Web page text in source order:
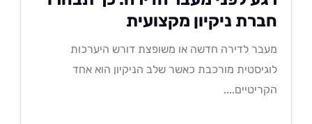
ניקיון מקצועית
לדירה חדשה או משופצת דורש היערכות
מורכבת כאשר שלב הניקיון הוא אחד